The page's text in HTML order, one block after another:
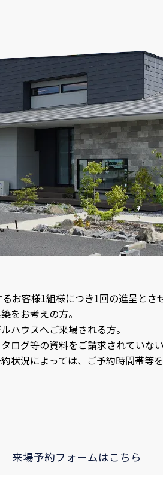
客様1組様につき1回の進呈とさ
をお考えの方。
ハウスへご来場される方。
グ等の資料をご請求されていない
状況によっては、ご予約時間帯等
来場予約フォームはこちら